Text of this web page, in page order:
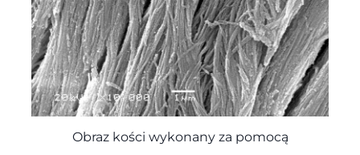
Obraz kości wykonany za pomocą